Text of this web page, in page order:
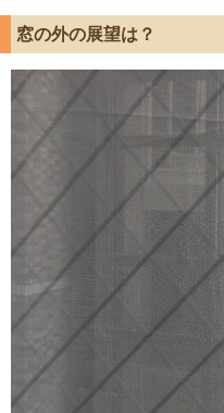
窓の外の展望は？